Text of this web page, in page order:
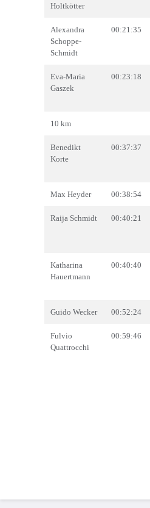
Holtkötter
Alexandra
Schoppe-
Schmidt
00:21:35
Eva-Maria
Gaszek
00:23:18
10 km
Benedikt
Korte
00:37:37
Max Heyder 00:38:54
Raija Schmidt 00:40:21
Katharina
Hauertmann
00:40:40
Guido Wecker 00:52:24
Fulvio
Quattrocchi
00:59:46